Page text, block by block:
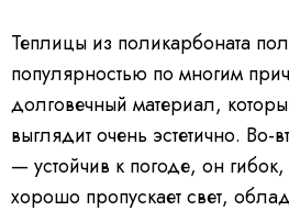
Теплицы из поликарбоната
популярностью по многим
долговечный материал,
выглядит очень эстетично. Во-
— устойчив к погоде, он
хорошо пропускает свет,